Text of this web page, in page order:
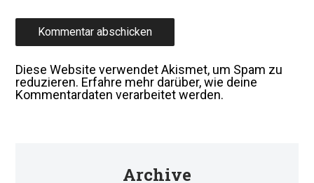
Diese Website verwendet Akismet, um Spam zu
reduzieren. Erfahre mehr darüber, wie deine
Kommentardaten verarbeitet werden.
Archive